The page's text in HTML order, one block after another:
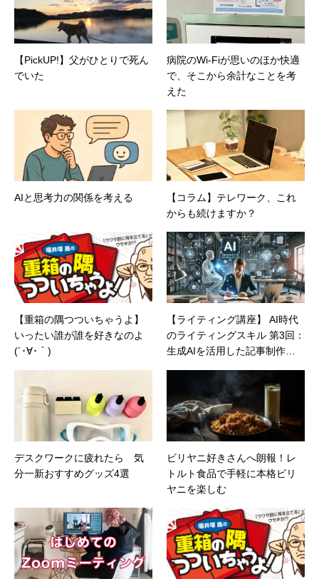
【PickUP!】父がひとりで死ん
でいた
病院のWi-Fiが思いのほか快適
で、そこから余計なことを考
えた
AIと思考力の関係を考える
【コラム】テレワーク、これ
からも続けますか？
【重箱の隅つついちゃうよ】
いったい誰が誰を好きなのよ
(´･∀･｀)
【ライティング講座】 AI時代
のライティングスキル 第3回：
生成AIを活用した記事制作の
デスクワークに疲れたら 気
分一新おすすめグッズ4選
ビリヤニ好きさんへ朗報！レ
トルト食品で手軽に本格ビリ
ヤニを楽しむ